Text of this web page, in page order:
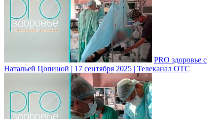
PRO здоровье с
Натальей Цопиной | 17 сентября 2025 | Телеканал ОТС